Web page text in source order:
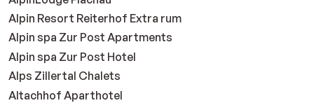
Alpin Resort Reiterhof Extra rum
Alpin spa Zur Post Apartments
Alpin spa Zur Post Hotel
Alps Zillertal Chalets
Altachhof Aparthotel